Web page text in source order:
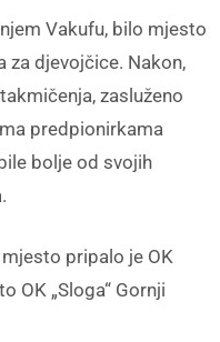
Vakufu, bilo mjesto
djevojčice. Nakon,
zasluženo
predpionirkama
bolje od svojih
pripalo je OK
OK „Sloga“ Gornji